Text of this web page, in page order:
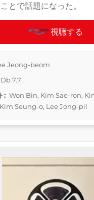
とで話題になった。
視聴する
Jeong-beom
7.7
: Won Bin, Kim Sae-ron,
Seung-o, Lee Jong-pil